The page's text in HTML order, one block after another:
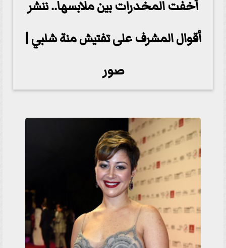
أخفت المخدرات بين ملابسها.. ننشر
أقوال المشرف على تفتيش منة شلبي |
صور